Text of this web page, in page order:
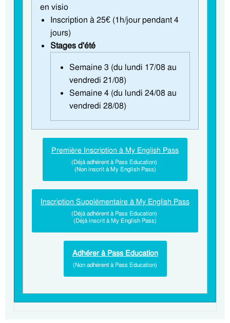
en visio
Inscription à 25€ (1h/jour pendant 4
jours)
Stages d'été
Semaine 3 (du lundi 17/08 au
vendredi 21/08)
Semaine 4 (du lundi 24/08 au
vendredi 28/08)
Première Inscription à My English Pass
(Déjà adhérent à Pass Education)
(Non inscrit à My English Pass)
Inscription Supplémentaire à My English Pass
(Déjà adhérent à Pass Education)
(Déjà inscrit à My English Pass)
Adhérer à Pass Education
(Non adhérent à Pass Education)